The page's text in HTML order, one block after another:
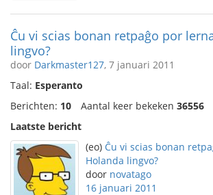
Ĉu vi scias bonan retpaĝo por
lingvo?
door Darkmaster127, 7 januari 2011
Taal: Esperanto
Berichten: 10 Aantal keer bekeken 36556
Laatste bericht
(eo) Ĉu vi scias bonan
Holanda lingvo?
door novatago
16 januari 2011